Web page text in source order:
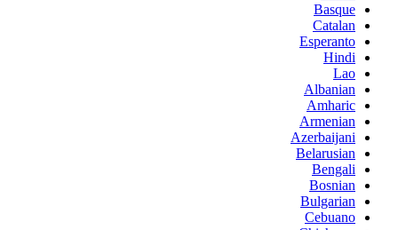
Basque
Catalan
Esperanto
Hindi
Lao
Albanian
Amharic
Armenian
Azerbaijani
Belarusian
Bengali
Bosnian
Bulgarian
Cebuano